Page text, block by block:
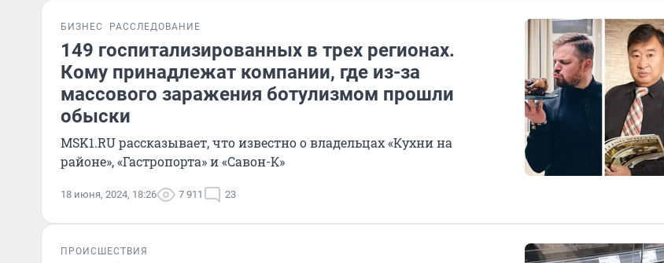
БИЗНЕС РАССЛЕДОВАНИЕ
149 госпитализированных в трех регионах.
Кому принадлежат компании, где из-за
массового заражения ботулизмом прошли
обыски
MSK1.RU рассказывает, что известно о владельцах «Кухни на
районе», «Гастропорта» и «Савон-К»
18 июня, 2024, 18:26 7 911 23
ПРОИСШЕСТВИЯ